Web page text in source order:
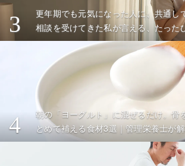
3
更年期でも元気になった人に、共通し
相談を受けてきた私が言える、たった
4
朝の「ヨーグルト」に混ぜるだけ。骨
とめて補える食材3選｜管理栄養士が